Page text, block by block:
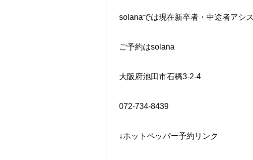
solanaでは現在新卒者・中途者アシ
ご予約はsolana
大阪府池田市石橋3-2-4
072-734-8439
↓ホットペッパー予約リンク